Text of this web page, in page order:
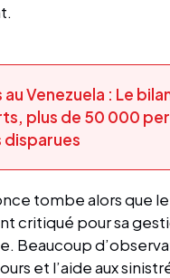
Venezuela : Le
plus de 50 000
tombe alors que
critiqué pour sa
Beaucoup
et l’aide aux